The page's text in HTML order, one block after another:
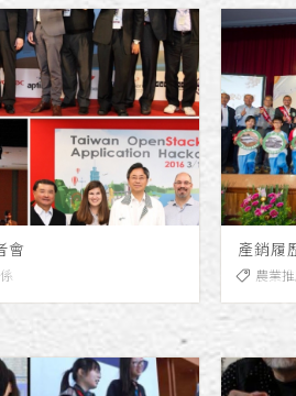
會 產銷履
農業